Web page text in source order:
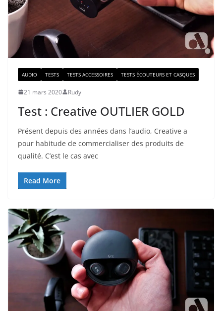
AUDIO TESTS TESTS ACCESSOIRES TESTS ÉCOUTEURS ET CASQUES
21 mars 2020 Rudy
Test : Creative OUTLIER GOLD
Présent depuis des années dans l’audio, Creative a
pour habitude de commercialiser des produits de
qualité. C’est le cas avec
Read More